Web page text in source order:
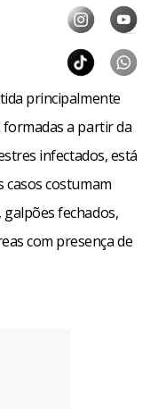
principalmente
formadas a partir da
infectados, está
casos costumam
fechados,
com presença de